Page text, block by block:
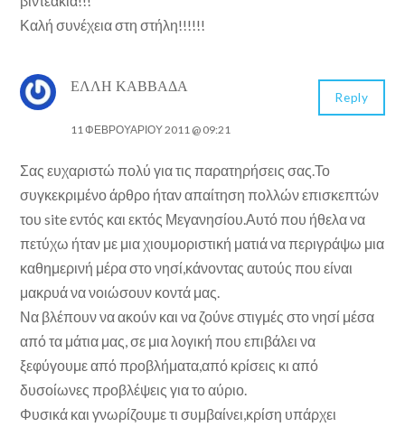
Καλή συνέχεια στη στήλη!!!!!!
ΈΛΛΗ ΚΑΒΒΑΔΆ
11 ΦΕΒΡΟΥΑΡΊΟΥ 2011 @ 09:21
Σας ευχαριστώ πολύ για τις παρατηρήσεις σας.Το
συγκεκριμένο άρθρο ήταν απαίτηση πολλών επισκεπτών
του site εντός και εκτός Μεγανησίου.Αυτό που ήθελα να
πετύχω ήταν με μια χιουμοριστική ματιά να περιγράψω μια
καθημερινή μέρα στο νησί,κάνοντας αυτούς που είναι
μακρυά να νοιώσουν κοντά μας.
Να βλέπουν να ακούν και να ζούνε στιγμές στο νησί μέσα
από τα μάτια μας, σε μια λογική που επιβάλει να
ξεφύγουμε από προβλήματα,από κρίσεις κι από
δυσοίωνες προβλέψεις για το αύριο.
Φυσικά και γνωρίζουμε τι συμβαίνει,κρίση υπάρχει
Reply